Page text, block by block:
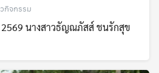
กิจกรรม
นางสาวธัญณภัสส์ ชนรักสุข